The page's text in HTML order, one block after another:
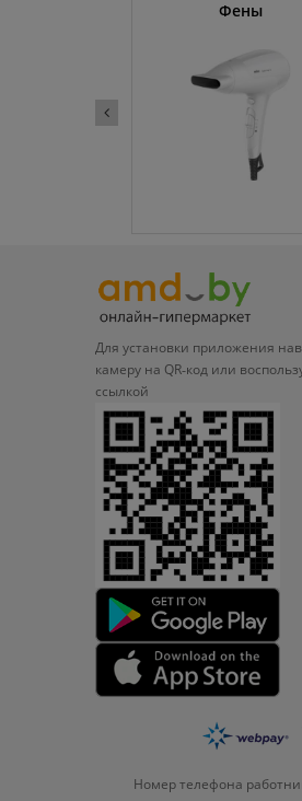
Фены
Для установки приложения
камеру на QR‑код или
ссылкой
Номер телефона